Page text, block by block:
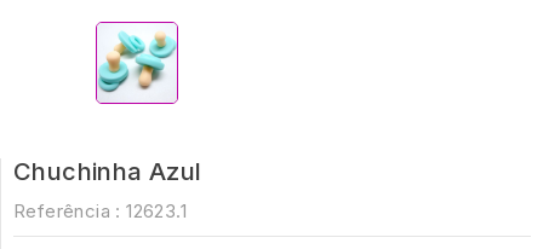
Chuchinha Azul
Referência : 12623.1